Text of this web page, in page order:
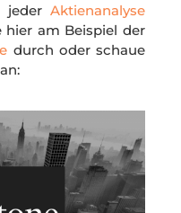
jeder Aktienanalyse
hier am Beispiel der
durch oder schaue
an: